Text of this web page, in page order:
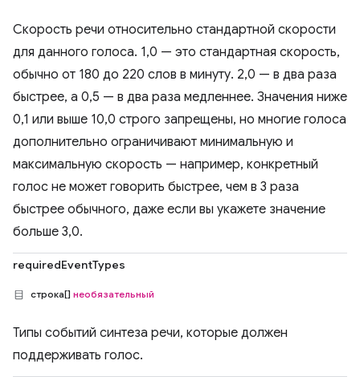
Скорость речи относительно стандартной скорости
для данного голоса. 1,0 — это стандартная скорость,
обычно от 180 до 220 слов в минуту. 2,0 — в два раза
быстрее, а 0,5 — в два раза медленнее. Значения ниже
0,1 или выше 10,0 строго запрещены, но многие голоса
дополнительно ограничивают минимальную и
максимальную скорость — например, конкретный
голос не может говорить быстрее, чем в 3 раза
быстрее обычного, даже если вы укажете значение
больше 3,0.
requiredEventTypes
строка[] необязательный
Типы событий синтеза речи, которые должен
поддерживать голос.